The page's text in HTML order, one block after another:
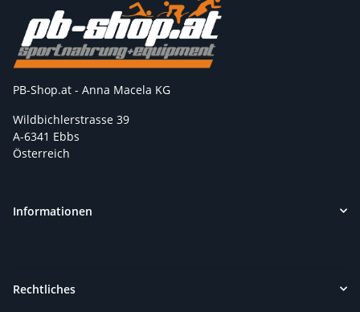
PB-Shop.at - Anna Macela KG
Wildbichlerstrasse 39
A-6341 Ebbs
Österreich
Informationen
Rechtliches